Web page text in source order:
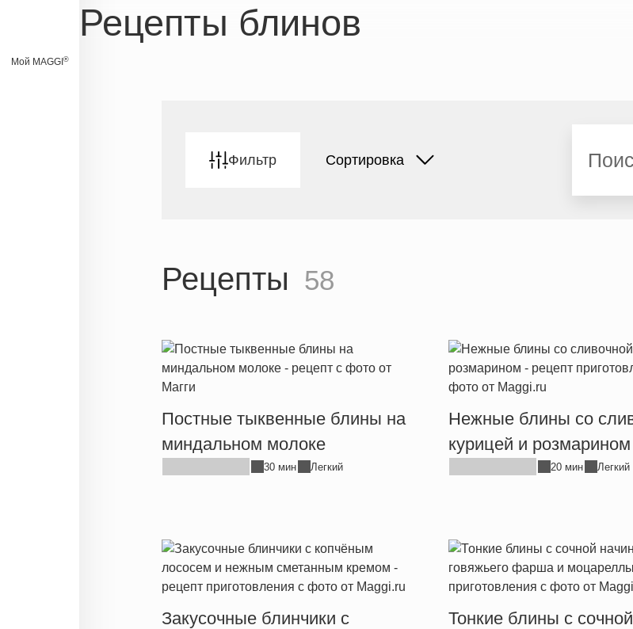
Мой MAGGI ®
Рецепты блинов
Фильтр Сортировка
Рецепты 58
Постные тыквенные блины на
миндальном молоке
30 мин Легкий
Нежные блины со
курицей и розмарином
20 мин Легкий
Закусочные блинчики с
Тонкие блины с сочной